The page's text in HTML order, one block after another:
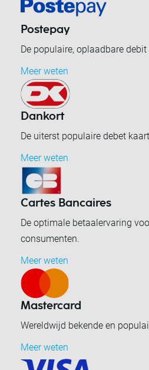
Postepay
De populaire, oplaadbare
Meer weten
Dankort
De uiterst populaire debet
Meer weten
Cartes Bancaires
De optimale betaalervaring
consumenten.
Meer weten
Mastercard
Wereldwijd bekende en
Meer weten